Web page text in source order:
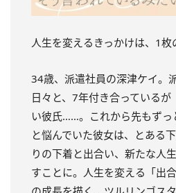
人生を変えるきっかけは、1
34歳、派遣社員の深津ケイ。
日々と、7年付き合っている
い彼氏……。これから先もずっ
と悩んでいた彼女は、とある
りの下着と出合い、新たな人
すことに。人生を変える「出